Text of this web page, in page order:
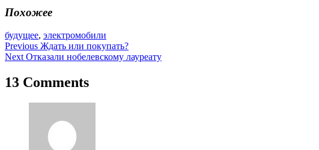
Похожее
будущее, электромобили
Навигация
по
записям
Previous Ждать или покупать?
Next Отказали нобелевскому лауреату
13 Comments